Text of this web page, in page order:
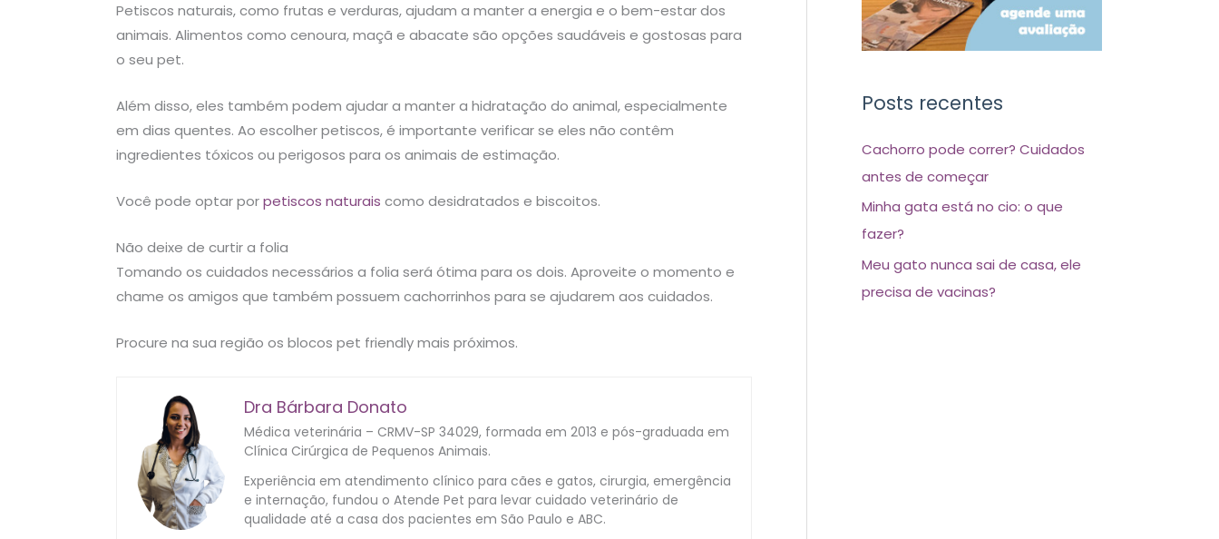
Petiscos naturais, como frutas e verduras, ajudam a manter a energia e o bem-estar dos
animais. Alimentos como cenoura, maçã e abacate são opções saudáveis e gostosas para
o seu pet.
Além disso, eles também podem ajudar a manter a hidratação do animal, especialmente
em dias quentes. Ao escolher petiscos, é importante verificar se eles não contêm
ingredientes tóxicos ou perigosos para os animais de estimação.
Você pode optar porpetiscos naturais como desidratados e biscoitos.
Não deixe de curtir a folia
Tomando os cuidados necessários a folia será ótima para os dois. Aproveite o momento e
chame os amigos que também possuem cachorrinhos para se ajudarem aos cuidados.
Procure na sua região os blocos pet friendly mais próximos.
Dra Bárbara Donato
Médica veterinária – CRMV-SP 34029, formada em 2013 e pós-graduada em
Clínica Cirúrgica de Pequenos Animais.
Experiência em atendimento clínico para cães e gatos, cirurgia, emergência
e internação, fundou o Atende Pet para levar cuidado veterinário de
qualidade até a casa dos pacientes em São Paulo e ABC.
Posts recentes
Cachorro pode correr? Cuidados
antes de começar
Minha gata está no cio: o que
fazer?
Meu gato nunca sai de casa, ele
precisa de vacinas?